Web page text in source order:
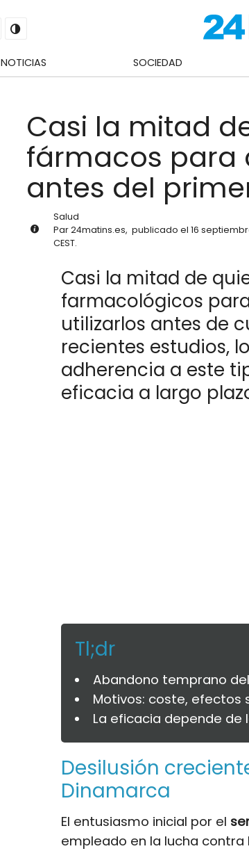
NOTICIAS SOCIEDAD
Casi la mitad
fármacos para
antes del
Salud
Par24matins.es, publicado el 16
CEST.
Casi la mitad de
farmacológicos
utilizarlos antes de
recientes estudios,
adherencia a este
eficacia a largo
Tl;dr
Abandono temprano
Motivos: coste, efectos
La eficacia depende de
Desilusión
Dinamarca
El entusiasmo inicial por el
empleado en la lucha contra